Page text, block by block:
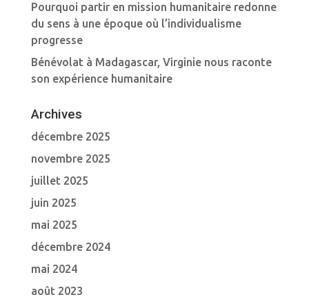
Pourquoi partir en mission humanitaire redonne
du sens à une époque où l’individualisme
progresse
Bénévolat à Madagascar, Virginie nous raconte
son expérience humanitaire
Archives
décembre 2025
novembre 2025
juillet 2025
juin 2025
mai 2025
décembre 2024
mai 2024
août 2023